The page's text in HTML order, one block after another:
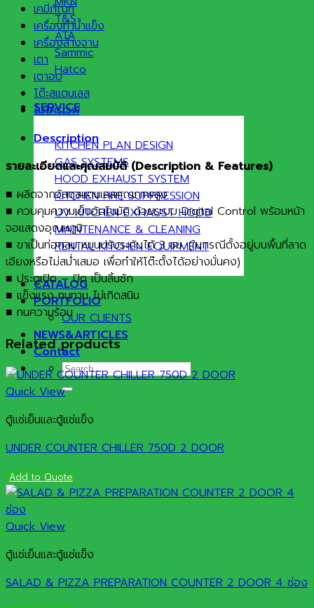
T&S
ATA
Sammic
Hatco
SERVICE
KITCHEN PLAN DESIGN
GAS SYSTEMS
HOOD EXHAUST SYSTEM
KITCHEN FIRE SUPPRESSION
UV KITCHEN EXHAUST HOOD
MAINTENANCE & CLEANING
RENTAL KITCHEN EQUIPMENT
CATALOG
PORTFOLIO
OUR CLIENTS
NEWS&ARTICLES
Contact
Search
for:
เคมีภัณฑ์
เครื่องทำน้ำแข็ง
เครื่องล้างจาน
เตา
เตาอบ
โต๊ะสแตนเลส
ไมโครเวฟ
Description
รายละเอียดและคุณสมบัติ (Description & Features)
■ ผลิตจากวัสดุสแตนเลสคุณภาพสูง
■ ควบคุมความเย็นอัตโนมัติ ด้วยระบบ Digital Control พร้อมหน้า
จอแสดงอุณหภูมิ
■ ขาเป็นท่อกลม หมุนปรับระดับได้ 3 ซม. (ในกรณีตั้งอยู่บนพื้นที่ลาด
เอียงหรือไม่สม่ำเสมอ เพื่อทำให้โต๊ะตั้งได้อย่างมั่นคง)
■ ประตูเปิด – ปิด เป็นลิ้นชัก
■ แข็งแรง ทนทาน ไม่เกิดสนิม
■ ทนความร้อน
Related products
Quick View
ตู้แช่เย็นและตู้แช่แข็ง
UNDER COUNTER CHILLER 750D 2 DOOR
Add to Quote
Quick View
ตู้แช่เย็นและตู้แช่แข็ง
SALAD & PIZZA PREPARATION COUNTER 2 DOOR 4 ช่อง